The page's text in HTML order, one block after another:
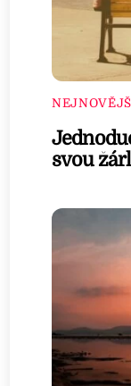
svou